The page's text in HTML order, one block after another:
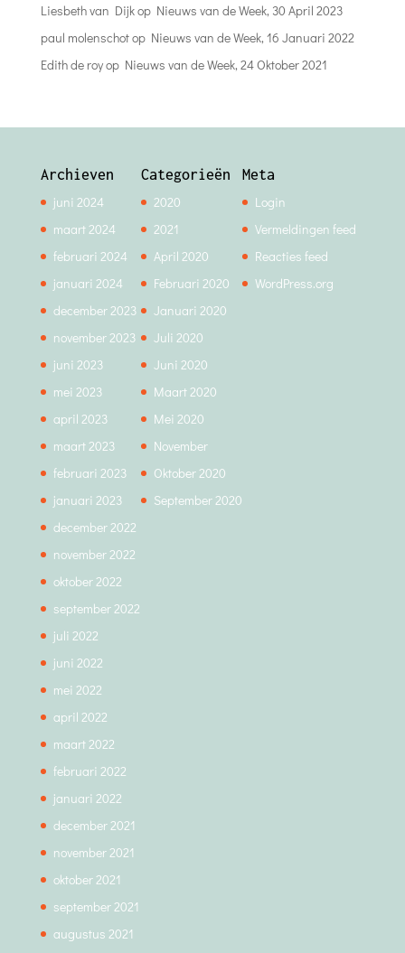
Liesbeth van Dijkop Nieuws van de Week, 30 April 2023
paul molenschotop Nieuws van de Week, 16 Januari 2022
Edith de royop Nieuws van de Week, 24 Oktober 2021
Archieven
juni 2024
maart 2024
februari 2024
januari 2024
december 2023
november 2023
juni 2023
mei 2023
april 2023
maart 2023
februari 2023
januari 2023
december 2022
november 2022
oktober 2022
september 2022
juli 2022
juni 2022
mei 2022
april 2022
maart 2022
februari 2022
januari 2022
december 2021
november 2021
oktober 2021
september 2021
augustus 2021
Categorieën
2020
2021
April 2020
Februari 2020
Januari 2020
Juli 2020
Juni 2020
Maart 2020
Mei 2020
November
Oktober 2020
September 2020
Meta
Login
Vermeldingen feed
Reacties feed
WordPress.org